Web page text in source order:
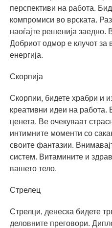
перспективи на работа.
компромиси во врската.
наоѓајте решенија заедно.
Добриот одмор е клучот
енергија.
Скорпија
Скорпии, бидете храбри и
креативни идеи на работа.
ценета. Ве очекуваат
интимните моменти со
своите фантазии.
систем. Витамините и
вашето тело.
Стрелец
Стрелци, денеска бидете
деловните преговори.